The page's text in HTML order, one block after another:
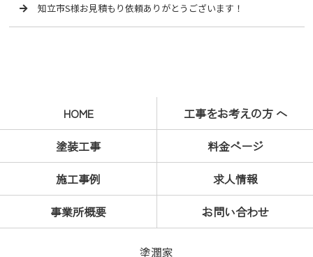
知立市S様お見積もり依頼ありがとうございます！
HOME
工事をお考えの方 へ
塗装工事
料金ページ
施工事例
求人情報
事業所概要
お問い合わせ
塗潤家